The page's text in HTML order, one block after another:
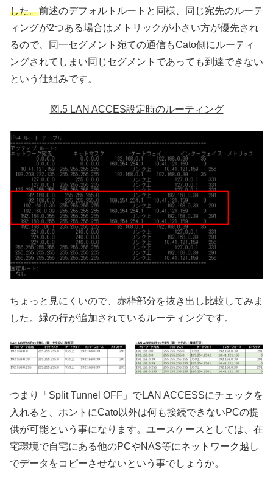
した。前述のデフォルトルートと同様、同じ宛先のルーテ
ィングが2つある場合はメトリックが小さい方が優先され
るので、同一セグメント宛ての通信もCato側にルーティ
ングされてしまい同じセグメントであっても到達できない
という仕組みです。
図.5 LAN ACCES設定時のルーティング
ちょっと見にくいので、赤枠部分を抜き出し比較してみま
した。緑の行が追加されているルーティングです。
つまり「Split Tunnel OFF」でLAN ACCESSにチェックを
入れると、ホントにCato以外は何も接続できないPCの提
供が可能という事になります。ユースケースとしては、在
宅環境で自宅にある他のPCやNAS等にネットワーク越し
でデータをコピーさせないという事でしょうか。